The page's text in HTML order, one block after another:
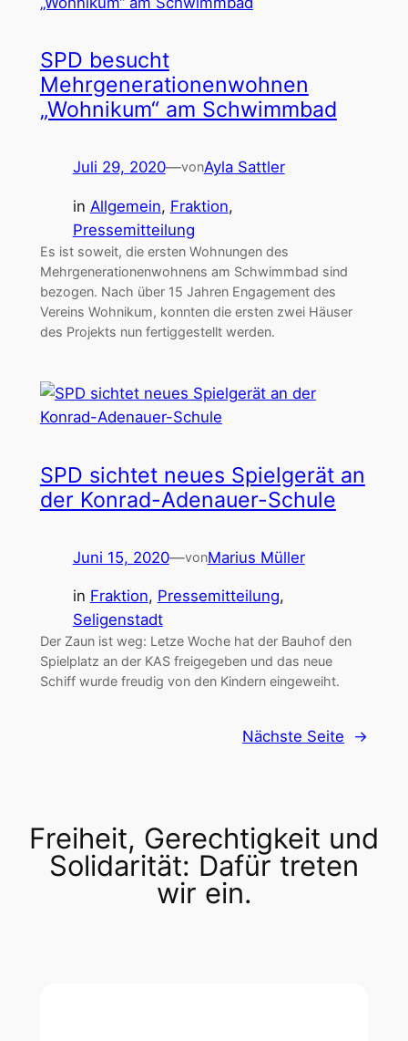
SPD besucht
Mehrgenerationenwohnen
„Wohnikum“ am Schwimmbad
Juli 29, 2020—vonAyla Sattler
in Allgemein, Fraktion
Pressemitteilung
Es ist soweit, die ersten Wohnungen des
Mehrgenerationenwohnens am Schwimmbad sind
bezogen. Nach über 15 Jahren Engagement des
Vereins Wohnikum, konnten die ersten zwei Häuser
des Projekts nun fertiggestellt werden.
SPD sichtet neues Spielgerät an
der Konrad-Adenauer-Schule
Juni 15, 2020—vonMarius Müller
in Fraktion, Pressemitteilung
Seligenstadt
Der Zaun ist weg: Letze Woche hat der Bauhof den
Spielplatz an der KAS freigegeben und das neue
Schiff wurde freudig von den Kindern eingeweiht.
Nächste Seite →
Freiheit, Gerechtigkeit und
Solidarität: Dafür treten
wir ein.